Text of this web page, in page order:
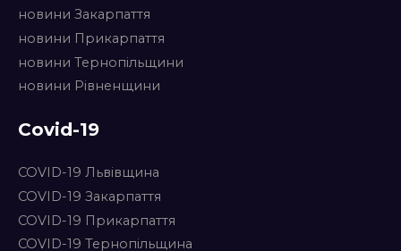
новини Закарпаття
новини Прикарпаття
новини Тернопільщини
новини Рівненщини
Covid-19
COVID-19 Львівщина
COVID-19 Закарпаття
COVID-19 Прикарпаття
COVID-19 Тернопільщина